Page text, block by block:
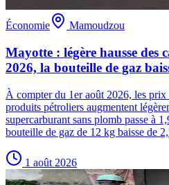
Économie Mamoudzou
Mayotte : légère hausse des
2026, la bouteille de gaz
À compter du 1er août 2026, les
produits pétroliers augmentent
supercarburant sans plomb passe à
bouteille de gaz de 12 kg baisse de
1 août 2026